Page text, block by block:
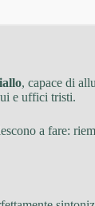
, capace di
e uffici tristi.
a fare: